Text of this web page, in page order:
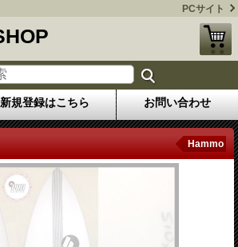
PCサイト
新規登録はこちら お問い合わせ
Hammo